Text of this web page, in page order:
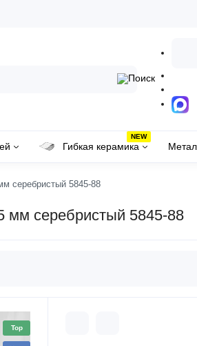
NEW
Гибкая керамика
серебристый 5845-88
мм серебристый 5845-88
Top